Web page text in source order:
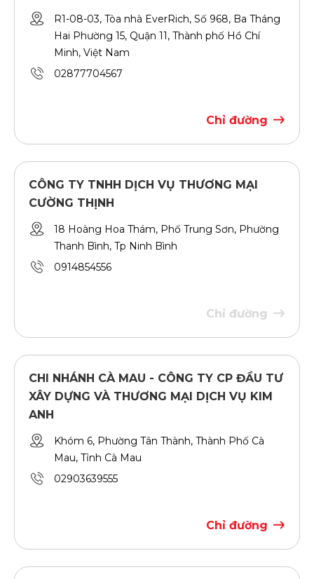
R1-08-03, Tòa nhà EverRich, Số 968, Ba Tháng
Hai Phường 15, Quận 11, Thành phố Hồ Chí
Minh, Việt Nam
02877704567
Chỉ đường
CÔNG TY TNHH DỊCH VỤ THƯƠNG MẠI
CƯỜNG THỊNH
18 Hoàng Hoa Thám, Phố Trung Sơn, Phường
Thanh Bình, Tp Ninh Bình
0914854556
Chỉ đường
CHI NHÁNH CÀ MAU - CÔNG TY CP ĐẦU TƯ
XÂY DỰNG VÀ THƯƠNG MẠI DỊCH VỤ KIM
ANH
Khóm 6, Phường Tân Thành, Thành Phố Cà
Mau, Tỉnh Cà Mau
02903639555
Chỉ đường